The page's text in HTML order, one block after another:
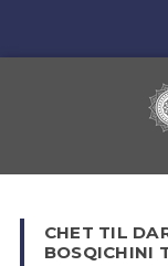
CHET TIL
BOSQICHINI